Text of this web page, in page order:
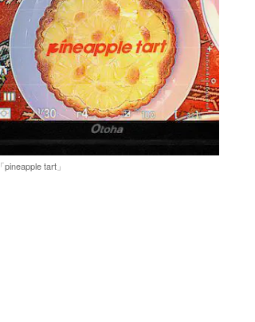
「pineapple tart」